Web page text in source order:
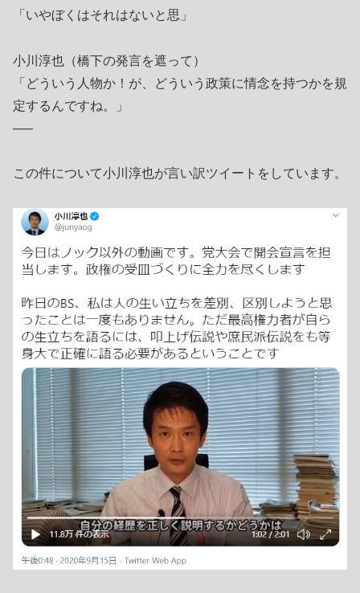
「いやぼくはそれはないと思」
小川淳也（橋下の発言を遮って）
「どういう人物か！が、どういう政策に情念を持つかを規
定するんですね。」
—–
この件について小川淳也が言い訳ツイートをしています。